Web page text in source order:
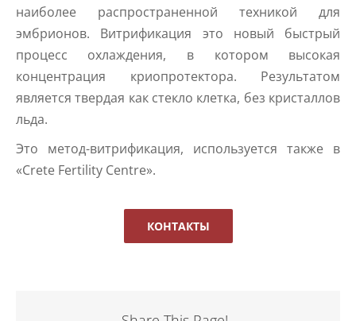
наиболее распространенной техникой для
эмбрионов. Витрификация это новый быстрый
процесс охлаждения, в котором высокая
концентрация криопротектора. Результатом
является твердая как стекло клетка, без кристаллов
льда.
Это метод-витрификация, используется также в
«Crete Fertility Centre».
КОНТАКТЫ